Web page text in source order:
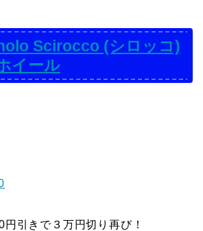
Scirocco (シロッコ)
イール
引きで３万円切り再び！